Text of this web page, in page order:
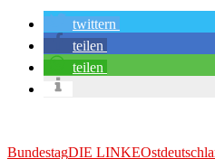
twittern
teilen
teilen
BundestagDIE LINKE